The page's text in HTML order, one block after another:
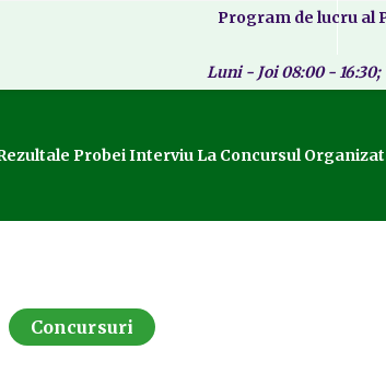
Program de lucru al
Luni - Joi 08:00 -
Probei Interviu La Concursul
Concursuri